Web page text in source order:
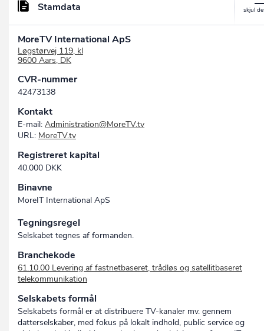
Stamdata
MoreTV International ApS
Løgstørvej 119, kl
9600 Aars, DK
CVR-nummer
42473138
Kontakt
E-mail: Administration@MoreTV.tv
URL: MoreTV.tv
Registreret kapital
40.000 DKK
Binavne
MoreIT International ApS
Tegningsregel
Selskabet tegnes af formanden.
Branchekode
61.10.00 Levering af fastnetbaseret, trådløs og satellitbaseret
telekommunikation
Selskabets formål
Selskabets formål er at distribuere TV-kanaler mv. gennem
datterselskaber, med fokus på lokalt indhold, public service og